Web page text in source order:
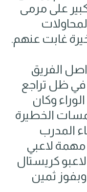
على مرمى
غابت عنهم.
الاخيرة واصل الفريق
في ظل تراجع
وكان
الخطيرة
المدرب
لاعبي
كريستال
وبفوز ثمين